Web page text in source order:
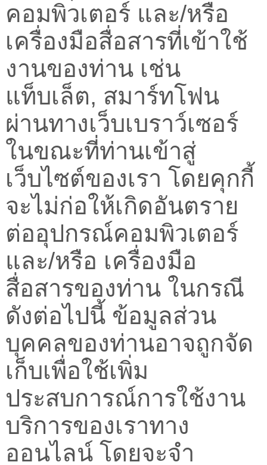
คอมพิวเตอร์ และ/หรือ
เครื่องมือสื่อสารที่เข้าใช้
งานของท่าน เช่น
แท็บเล็ต, สมาร์ทโฟน
ผ่านทางเว็บเบราว์เซอร์
ในขณะที่ท่านเข้าสู่
เว็บไซต์ของเรา โดยคุกกี้
จะไม่ก่อให้เกิดอันตราย
ต่ออุปกรณ์คอมพิวเตอร์
และ/หรือ เครื่องมือ
สื่อสารของท่าน ในกรณี
ดังต่อไปนี้ ข้อมูลส่วน
บุคคลของท่านอาจถูกจัด
เก็บเพื่อใช้เพิ่ม
ประสบการณ์การใช้งาน
บริการของเราทาง
ออนไลน์ โดยจะจำ